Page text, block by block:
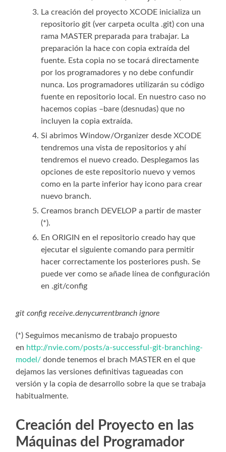
La creación del proyecto XCODE inicializa un
repositorio git (ver carpeta oculta .git) con una
rama MASTER preparada para trabajar. La
preparación la hace con copia extraída del
fuente. Esta copia no se tocará directamente
por los programadores y no debe confundir
nunca. Los programadores utilizarán su código
fuente en repositorio local. En nuestro caso no
hacemos copias –bare (desnudas) que no
incluyen la copia extraída.
Si abrimos Window/Organizer desde XCODE
tendremos una vista de repositorios y ahí
tendremos el nuevo creado. Desplegamos las
opciones de este repositorio nuevo y vemos
como en la parte inferior hay icono para crear
nuevo branch.
Creamos branch DEVELOP a partir de master
(*).
En ORIGIN en el repositorio creado hay que
ejecutar el siguiente comando para permitir
hacer correctamente los posteriores push. Se
puede ver como se añade línea de configuración
en .git/config
git config receive.denycurrentbranch ignore
(*) Seguimos mecanismo de trabajo propuesto
en http://nvie.com/posts/a-successful-git-branching-
model/donde tenemos el brach MASTER en el que
dejamos las versiones definitivas tagueadas con
versión y la copia de desarrollo sobre la que se trabaja
habitualmente.
Creación del Proyecto en las
Máquinas del Programador